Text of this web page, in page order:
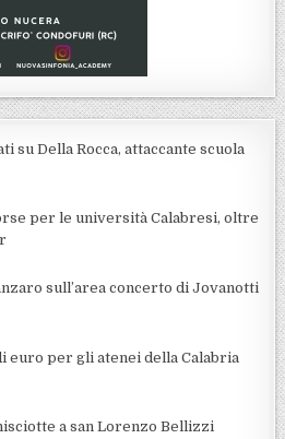
su Della Rocca, attaccante scuola
per le università Calabresi, oltre
sull’area concerto di Jovanotti
euro per gli atenei della Calabria
a san Lorenzo Bellizzi